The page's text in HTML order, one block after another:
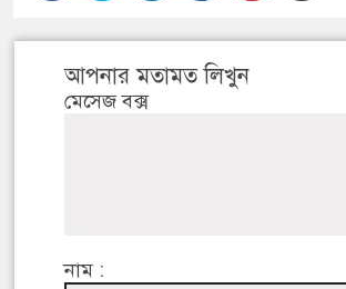
আপনার মতামত লিখুন
মেসেজ বক্স
নাম :